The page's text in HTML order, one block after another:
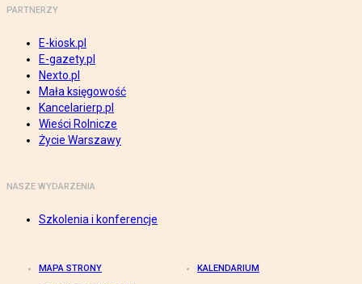
PARTNERZY
E-kiosk.pl
E-gazety.pl
Nexto.pl
Mała księgowość
Kancelarierp.pl
Wieści Rolnicze
Życie Warszawy
NASZE WYDARZENIA
Szkolenia i konferencje
MAPA STRONY KALENDARIUM